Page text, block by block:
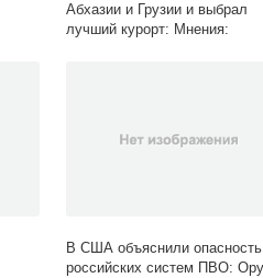
Абхазии и Грузии и выбрал
лучший курорт: Мнения:
В США объяснили опасность
российских систем ПВО: